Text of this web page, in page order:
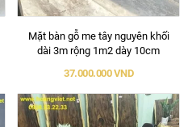
Mặt bàn gỗ me tây nguyên khối
dài 3m rộng 1m2 dày 10cm
37.000.000 VND